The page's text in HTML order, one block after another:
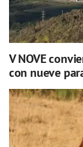
V NOVE
con nueve